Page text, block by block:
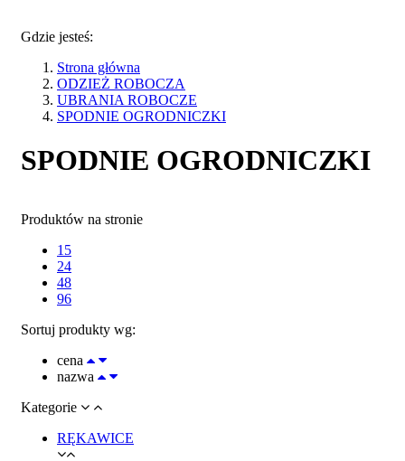
Gdzie jesteś:
Strona główna
ODZIEŻ ROBOCZA
UBRANIA ROBOCZE
SPODNIE OGRODNICZKI
SPODNIE OGRODNICZKI
Produktów na stronie
15
24
48
96
Sortuj produkty wg:
cena
nazwa
Kategorie
RĘKAWICE